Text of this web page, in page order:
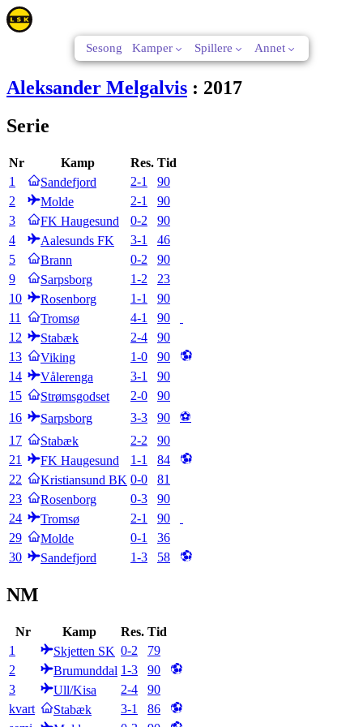
Sesong Kamper Spillere Annet
Aleksander Melgalvis : 2017
Serie
Nr Kamp Res. Tid
1
Sandefjord 2-1
90
2
Molde 2-1
90
3
FK Haugesund 0-2
90
4
Aalesunds FK 3-1
46
5
Brann 0-2
90
9
Sarpsborg 1-2
23
10
Rosenborg 1-1
90
11
Tromsø 4-1
90
12
Stabæk 2-4
90
13
Viking 1-0
90
14
Vålerenga 3-1
90
15
Strømsgodset 2-0
90
16
Sarpsborg 3-3 90
⚽
17
Stabæk 2-2
90
21
FK Haugesund 1-1
84
22
Kristiansund BK 0-0
81
23
Rosenborg 0-3
90
24
Tromsø 2-1
90
29
Molde 0-1
36
30
Sandefjord 1-3 58
NM
Nr Kamp Res. Tid
1
Skjetten SK 0-2
79
2
Brumunddal 1-3
90
3
Ull/Kisa 2-4
90
kvart
Stabæk 3-1
86